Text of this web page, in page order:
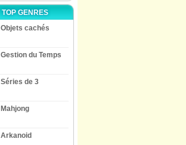
TOP GENRES
Objets cachés
Gestion du Temps
Séries de 3
Mahjong
Arkanoid